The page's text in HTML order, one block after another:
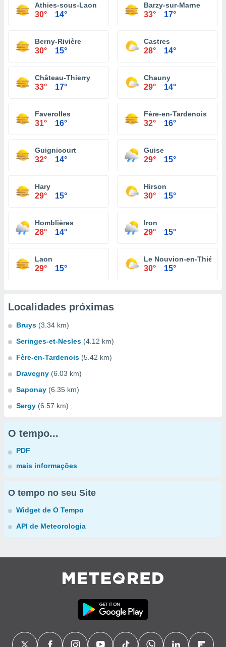
Athies-sous-Laon
30° 14°
Barzy-sur-Marne
33° 17°
Berny-Rivière
30° 15°
Castres
28° 14°
Château-Thierry
33° 17°
Chauny
29° 14°
Faverolles
31° 16°
Fère-en-Tardenois
32° 16°
Guignicourt
32° 14°
Guise
29° 15°
Hary
29° 15°
Hirson
30° 15°
Homblières
28° 14°
Iron
29° 15°
Laon
29° 15°
Le Nouvion-en-
30° 15°
Localidades próximas
Bruys (3.34 km)
Seringes-et-Nesles (4.12 km)
Fère-en-Tardenois (5.42 km)
Dravegny (6.03 km)
Saponay (6.35 km)
Sergy (6.57 km)
O tempo...
PDF
mais informações
O tempo no seu Site
Widget de O Tempo
API de Meteorologia